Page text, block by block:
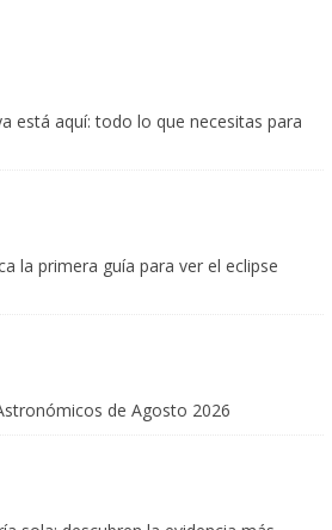
está aquí: todo lo que necesitas para
la primera guía para ver el eclipse
de Agosto 2026
sola: descubren la evidencia más